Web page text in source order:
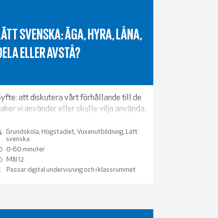
SVENSKA: ÄGA, HYRA, LÅNA,
ELLER AVSTÅ?
att diskutera vårt förhållande till de
vi använder eller skulle vilja använda.
är smarta att hyra eller dela på? Vad
kan du leva utan?
Grundskola, Högstadiet, Vuxenutbildning, Lätt
svenska
0-60 minuter
Mål 12
Passar digital undervisning och i klassrummet